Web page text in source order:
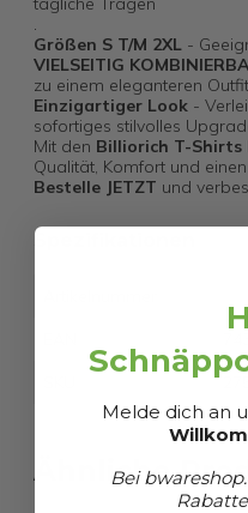
.
Größen S T/M 2XL-
VIELSEITIG
zu einem eleganteren Outfit
Einzigartiger Look-
sofortiges stilvolles
Mit den Billiorich T-Shirts
Qualität, Komfort und
Bestelle JETZT und
Spezifikationen
Ähnliche
Melde dich an
Bei